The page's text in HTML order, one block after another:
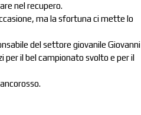
nel recupero.
ma la sfortuna ci mette lo
del settore giovanile Giovanni
per il bel campionato svolto e per il